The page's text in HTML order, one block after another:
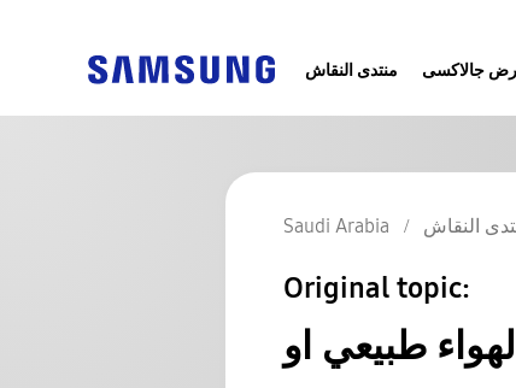
منتدى النقاش جالاكسى
Saudi Arabia النقاش
Original topic:
طبيعي او